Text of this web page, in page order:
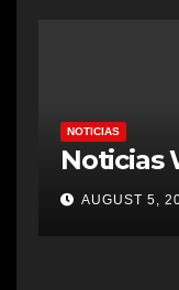
NOTICIAS
Noticias
AUGUST 5,